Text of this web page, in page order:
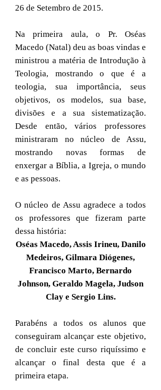
26 de Setembro de 2015.
Na primeira aula, o Pr. Oséas
Macedo (Natal) deu as boas vindas e
ministrou a matéria de Introdução à
Teologia, mostrando o que é a
teologia, sua importância, seus
objetivos, os modelos, sua base,
divisões e a sua sistematização.
Desde então, vários professores
ministraram no núcleo de Assu,
mostrando novas formas de
enxergar a Bíblia, a Igreja, o mundo
e as pessoas.
O núcleo de Assu agradece a todos
os professores que fizeram parte
dessa história:
Oséas Macedo, Assis Irineu, Danilo
Medeiros, Gilmara Diógenes,
Francisco Marto, Bernardo
Johnson, Geraldo Magela, Judson
Clay e Sergio Lins.
Parabéns a todos os alunos que
conseguiram alcançar este objetivo,
de concluir este curso riquíssimo e
alcançar o final desta que é a
primeira etapa.